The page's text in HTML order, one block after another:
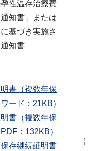
性温存治療費
知書」または
基づき実施さ
知書
書（複数年保
ード：21KB）
書（複数年保
：132KB）
存継続証明書